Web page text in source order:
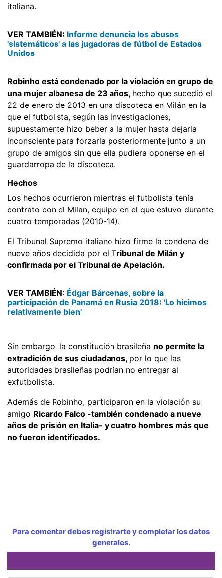
italiana.
VER TAMBIÉN: Informe denuncia los abusos
'sistemáticos' a las jugadoras de fútbol de Estados
Unidos
Robinho está condenado por la violación en grupo de
una mujer albanesa de 23 años, hecho que sucedió el
22 de enero de 2013 en una discoteca en Milán en la
que el futbolista, según las investigaciones,
supuestamente hizo beber a la mujer hasta dejarla
inconsciente para forzarla posteriormente junto a un
grupo de amigos sin que ella pudiera oponerse en el
guardarropa de la discoteca.
Hechos
Los hechos ocurrieron mientras el futbolista tenía
contrato con el Milan, equipo en el que estuvo durante
cuatro temporadas (2010-14).
El Tribunal Supremo italiano hizo firme la condena de
nueve años decidida por el Tribunal de Milán y
confirmada por el Tribunal de Apelación.
VER TAMBIÉN: Édgar Bárcenas, sobre la
participación de Panamá en Rusia 2018: 'Lo hicimos
relativamente bien'
Sin embargo, la constitución brasileña no permite la
extradición de sus ciudadanos, por lo que las
autoridades brasileñas podrían no entregar al
exfutbolista.
Además de Robinho, participaron en la violación su
amigo Ricardo Falco -también condenado a nueve
años de prisión en Italia- y cuatro hombres más que
no fueron identificados.
Para comentar debes registrarte y completar los datos
generales.